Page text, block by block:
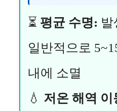
⏳ 평균 수명: 발
일반적으로
내에 소멸
💧 저온 해역 이